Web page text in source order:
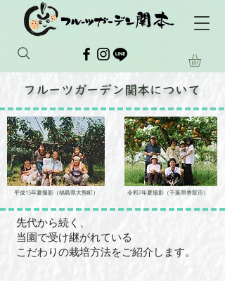
フルーツガーデン関本について
​平成15年夏撮影（福島県大熊町） 令和7年夏撮影（千葉県香取市）
​先代から続く、
当園で受け継がれている
こだわりの栽培方法をご紹介します。